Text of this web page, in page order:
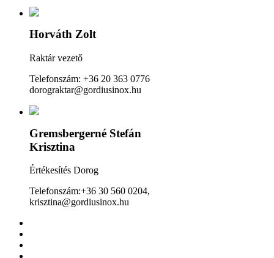
Horváth Zolt
Raktár vezető
Telefonszám: +36 20 363 0776
dorograktar@gordiusinox.hu
Gremsbergerné Stefán
Krisztina
Értékesítés Dorog
Telefonszám:+36 30 560 0204,
krisztina@gordiusinox.hu